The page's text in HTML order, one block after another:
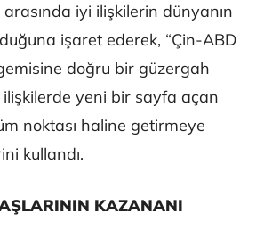
iyi ilişkilerin dünyanın
işaret ederek, “Çin-ABD
doğru bir güzergah
ilişkilerde yeni bir sayfa açan
noktası haline getirmeye
kullandı.
KAZANANI